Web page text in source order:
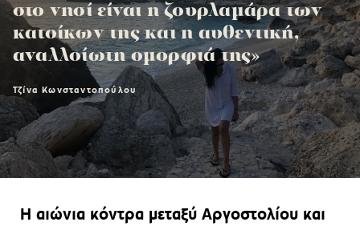
στο νησί είναι η ζουρλαμάρα των
κατοίκων της και η αυθεντική,
αναλλοίωτη ομορφιά της»
Τζίνα Κωνσταντοπούλου
Η αιώνια κόντρα μεταξύ Αργοστολίου και